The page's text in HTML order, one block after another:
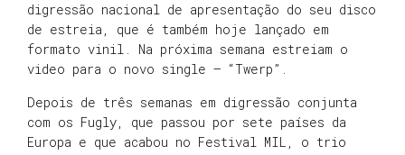
digressão nacional de apresentação do seu disco
de estreia, que é também hoje lançado em
formato vinil. Na próxima semana estreiam o
video para o novo single – “Twerp”.
Depois de três semanas em digressão conjunta
com os Fugly, que passou por sete países da
Europa e que acabou no Festival MIL, o trio